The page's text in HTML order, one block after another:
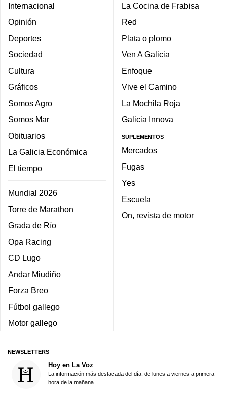
Internacional
Opinión
Deportes
Sociedad
Cultura
Gráficos
Somos Agro
Somos Mar
Obituarios
La Galicia Económica
El tiempo
Mundial 2026
Torre de Marathon
Grada de Río
Opa Racing
CD Lugo
Andar Miudiño
Forza Breo
Fútbol gallego
Motor gallego
La Cocina de Frabisa
Red
Plata o plomo
Ven A Galicia
Enfoque
Vive el Camino
La Mochila Roja
Galicia Innova
SUPLEMENTOS
Mercados
Fugas
Yes
Escuela
On, revista de motor
NEWSLETTERS
Hoy en La Voz
La información más destacada del día, de lunes a viernes a primera
hora de la mañana